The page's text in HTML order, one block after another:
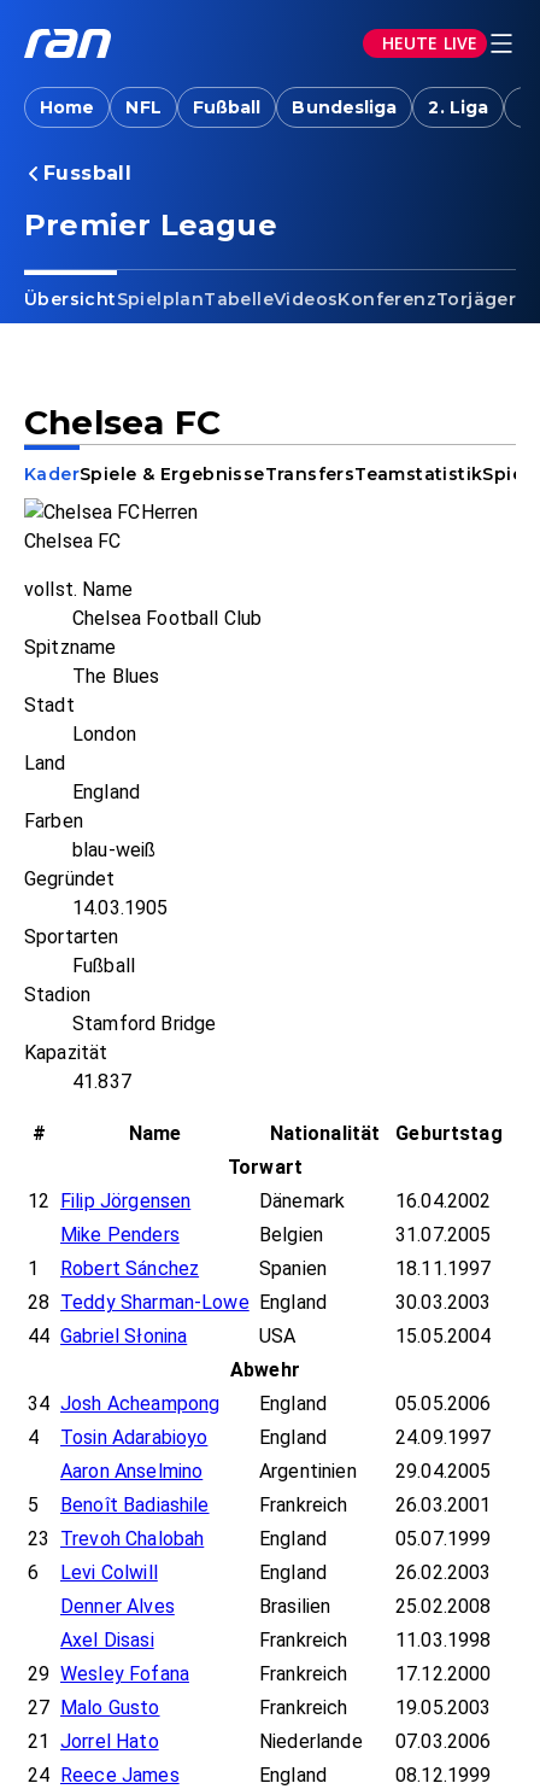
HEUTE LIVE
Home NFL Fußball Bundesliga 2. Liga
Fussball
Premier League
ÜbersichtSpielplanTabelleVideosKonferenzTorjäger
Chelsea FC
KaderSpiele & ErgebnisseTransfersTeamstatistik
Chelsea FC
vollst. Name
Chelsea Football Club
Spitzname
The Blues
Stadt
London
Land
England
Farben
blau-weiß
Gegründet
14.03.1905
Sportarten
Fußball
Stadion
Stamford Bridge
Kapazität
41.837
# Name Nationalität
Geburtstag
Torwart
12
Filip Jörgensen Dänemark
16.04.2002
Mike Penders
Belgien
31.07.2005
1
Robert Sánchez Spanien
18.11.1997
28 Teddy Sharman-Lowe England
30.03.2003
44 Gabriel Słonina USA
15.05.2004
Abwehr
34 Josh Acheampong England
05.05.2006
4
Tosin Adarabioyo England
24.09.1997
Aaron Anselmino
Argentinien
29.04.2005
5
Benoît Badiashile Frankreich
26.03.2001
23
Trevoh Chalobah England
05.07.1999
6
Levi Colwill England
26.02.2003
Denner Alves
Brasilien
25.02.2008
Axel Disasi
Frankreich
11.03.1998
29 Wesley Fofana Frankreich
17.12.2000
27
Malo Gusto Frankreich
19.05.2003
21
Jorrel Hato Niederlande
07.03.2006
24
Reece James England
08.12.1999